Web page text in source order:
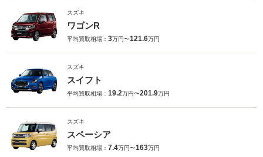
スズキ
ワゴンR
平均買取相場： 3万円〜121.6万円
スズキ
スイフト
平均買取相場： 19.2万円〜201.9万円
スズキ
スペーシア
平均買取相場： 7.4万円〜163万円